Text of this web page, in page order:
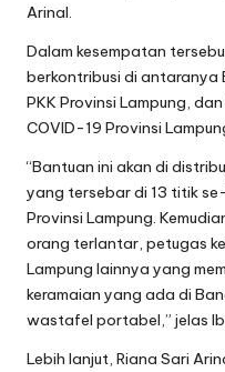
Arinal.
Dalam kesempatan
berkontribusi di antaranya
PKK Provinsi Lampung,
COVID-19 Provinsi
“Bantuan ini akan di
yang tersebar di 13 titik
Provinsi Lampung.
orang terlantar, petugas
Lampung Iainnya yang
keramaian yang ada di
wastafel portabeI,” jelas
Lebih lanjut, Riana Sari